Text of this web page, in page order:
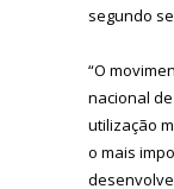
segundo
“O
nacional
utilização
o mais